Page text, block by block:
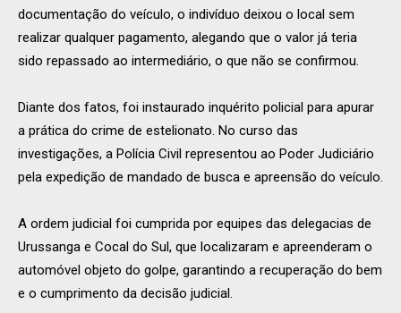
documentação do veículo, o indivíduo deixou o local sem
realizar qualquer pagamento, alegando que o valor já teria
sido repassado ao intermediário, o que não se confirmou.
Diante dos fatos, foi instaurado inquérito policial para apurar
a prática do crime de estelionato. No curso das
investigações, a Polícia Civil representou ao Poder Judiciário
pela expedição de mandado de busca e apreensão do veículo.
A ordem judicial foi cumprida por equipes das delegacias de
Urussanga e Cocal do Sul, que localizaram e apreenderam o
automóvel objeto do golpe, garantindo a recuperação do bem
e o cumprimento da decisão judicial.